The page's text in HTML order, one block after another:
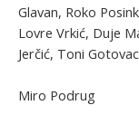
Glavan, Roko
Lovre Vrkić, Duje
Jerčić, Toni
Miro Podrug